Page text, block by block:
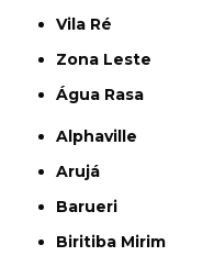
Vila Ré
Zona Leste
Água Rasa
Alphaville
Arujá
Barueri
Biritiba Mirim